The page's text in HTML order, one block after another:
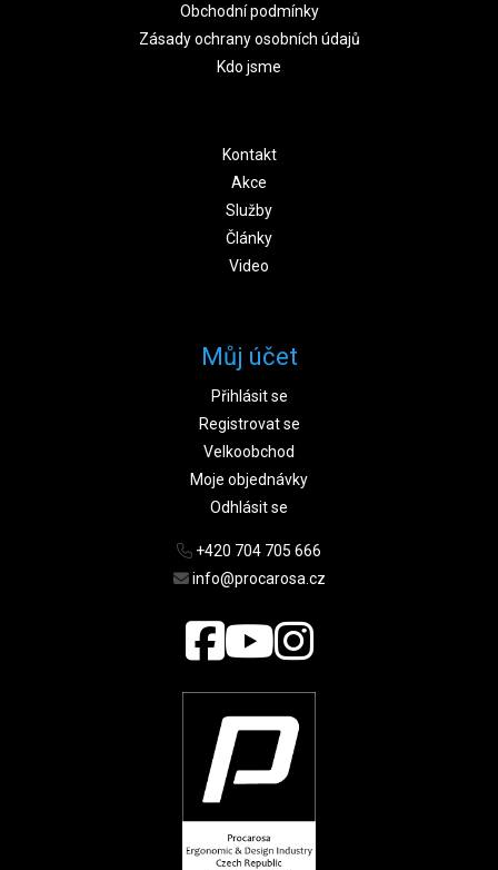
Obchodní podmínky
Zásady ochrany osobních údajů
Kdo jsme
Kontakt
Akce
Služby
Články
Video
Můj účet
Přihlásit se
Registrovat se
Velkoobchod
Moje objednávky
Odhlásit se
+420 704 705 666
info@procarosa.cz